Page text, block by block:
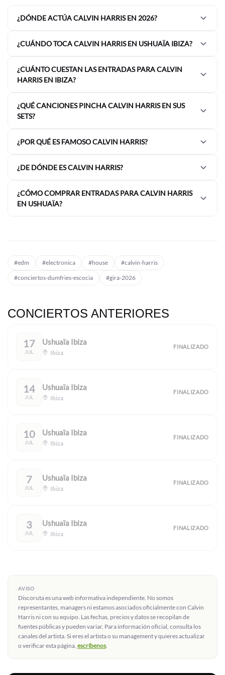
¿DÓNDE ACTÚA CALVIN HARRIS EN 2026?
¿CUÁNDO TOCA CALVIN HARRIS EN USHUAÏA IBIZA?
¿CUÁNTO CUESTAN LAS ENTRADAS PARA CALVIN
HARRIS EN IBIZA?
¿QUÉ CANCIONES PINCHA CALVIN HARRIS EN SUS
SETS?
¿POR QUÉ ES FAMOSO CALVIN HARRIS?
¿DE DÓNDE ES CALVIN HARRIS?
¿CÓMO COMPRAR ENTRADAS PARA CALVIN HARRIS
EN USHUAÏA?
#edm #electronica #house
#calvin-harris
#conciertos-dumfries-escocia
#gira-2026
CONCIERTOS ANTERIORES
17
JUL
Ushuaïa Ibiza
Ibiza
FINALIZADO
14
JUL
Ushuaïa Ibiza
Ibiza
FINALIZADO
10
JUL
Ushuaïa Ibiza
Ibiza
FINALIZADO
7
JUL
Ushuaïa Ibiza
Ibiza
FINALIZADO
3
JUL
Ushuaïa Ibiza
Ibiza
FINALIZADO
AVISO
Discoruta es una web informativa independiente. No somos
representantes, managers ni estamos asociados oficialmente con Calvin
Harris ni con su equipo. Las fechas, precios y datos se recopilan de
fuentes públicas y pueden variar. Para información oficial, consulta los
canales del artista. Si eres el artista o su management y quieres actualizar
o verificar esta página, escríbenos.